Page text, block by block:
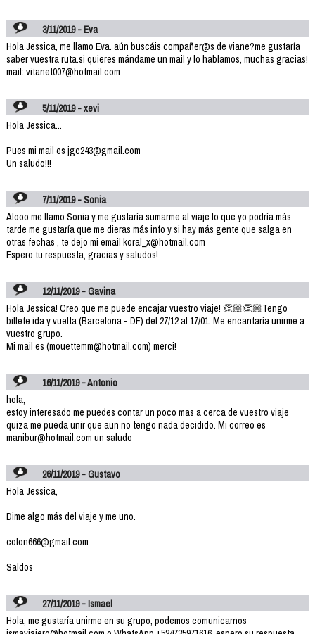
3/11/2019 - Eva
Hola Jessica, me llamo Eva. aún buscáis compañer@s de viane?me gustaría
saber vuestra ruta.si quieres mándame un mail y lo hablamos, muchas gracias!
mail: vitanet007@hotmail.com
5/11/2019 - xevi
Hola Jessica...
Pues mi mail es jgc243@gmail.com
Un saludo!!!
7/11/2019 - Sonia
Alooo me llamo Sonia y me gustaría sumarme al viaje lo que yo podría más
tarde me gustaría que me dieras más info y si hay más gente que salga en
otras fechas , te dejo mi email koral_x@hotmail.com
Espero tu respuesta, gracias y saludos!
12/11/2019 - Gavina
Hola Jessica! Creo que me puede encajar vuestro viaje! 👏🏼👏🏼Tengo
billete ida y vuelta (Barcelona - DF) del 27/12 al 17/01. Me encantaría unirme a
vuestro grupo.
Mi mail es (mouettemm@hotmail.com) merci!
16/11/2019 - Antonio
hola,
estoy interesado me puedes contar un poco mas a cerca de vuestro viaje
quiza me pueda unir que aun no tengo nada decidido. Mi correo es
manibur@hotmail.com un saludo
26/11/2019 - Gustavo
Hola Jessica,
Dime algo más del viaje y me uno.
colon666@gmail.com
Saldos
27/11/2019 - Ismael
Hola, me gustaría unirme en su grupo, podemos comunicarnos